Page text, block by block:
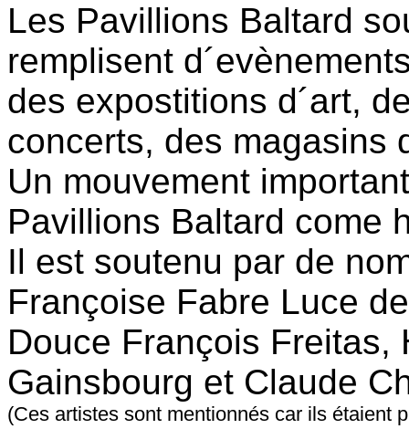
Les Pavillions Baltard
remplisent
des expostitions d´art,
concerts, des magasins
Un mouvement
Pavillions Baltard come
Il est soutenu par de
Françoise Fabre Luce
Douce François Freitas,
Gainsbourg et Claude
(Ces artistes sont mentionnés car ils étaient